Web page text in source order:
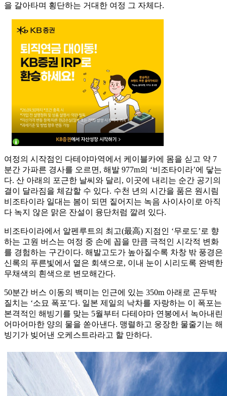
을 갈아타며 횡단하는 거대한 여정 그 자체다.
여정의 시작점인 다테야마역에서 케이블카에 몸을 싣고 약 7
분간 가파른 경사를 오르면, 해발 977m의 ‘비조타이라’에 닿는
다. 산 아래의 포근한 날씨와 달리, 이곳에 내리는 순간 공기의
결이 달라짐을 체감할 수 있다. 수천 년의 시간을 품은 원시림
비조타이라 일대는 봄이 되면 짙어지는 녹음 사이사이로 아직
다 녹지 않은 맑은 잔설이 융단처럼 깔려 있다.
비조타이라에서 알펜루트의 최고(最高) 지점인 ‘무로도’로 향
하는 고원 버스는 여정 중 손에 꼽을 만큼 극적인 시각적 변화
를 경험하는 구간이다. 해발고도가 높아질수록 차창 밖 풍경은
신록의 푸른빛에서 옅은 회색으로, 이내 눈이 시리도록 완벽한
무채색의 흰색으로 변모해간다.
50분간 버스 이동의 백미는 인근에 있는 350m 아래로 곤두박
질치는 ‘소묘 폭포’다. 일본 제일의 낙차를 자랑하는 이 폭포는
본격적인 해빙기를 맞는 5월부터 다테야마 연봉에서 녹아내린
어마어마한 양의 물을 쏟아낸다. 맹렬하고 웅장한 물줄기는 해
빙기가 빚어낸 오케스트라라고 할 만하다.